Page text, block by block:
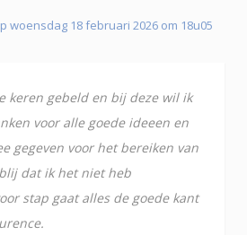
woensdag 18 februari 2026 om 18u05
keren gebeld en bij deze wil ik
voor alle goede ideeen en
gegeven voor het bereiken van
dat ik het niet heb
stap gaat alles de goede kant